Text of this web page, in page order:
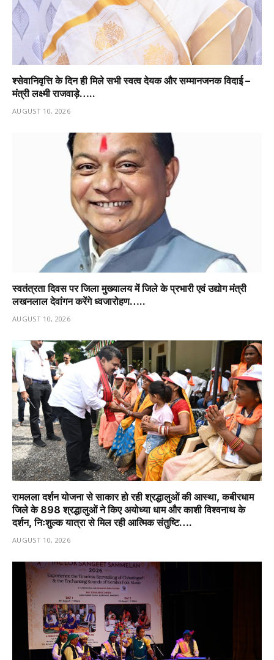
श्सेवानिवृत्ति के दिन ही मिले सभी स्वत्व देयक और सम्मानजनक विदाई –
मंत्री लक्ष्मी राजवाड़े…..
AUGUST 10, 2026
स्वतंत्रता दिवस पर जिला मुख्यालय में जिले के प्रभारी एवं उद्योग मंत्री
लखनलाल देवांगन करेंगे ध्वजारोहण…..
AUGUST 10, 2026
रामलला दर्शन योजना से साकार हो रही श्रद्धालुओं की आस्था, कबीरधाम
जिले के 898 श्रद्धालुओं ने किए अयोध्या धाम और काशी विश्वनाथ के
दर्शन, निःशुल्क यात्रा से मिल रही आत्मिक संतुष्टि….
AUGUST 10, 2026